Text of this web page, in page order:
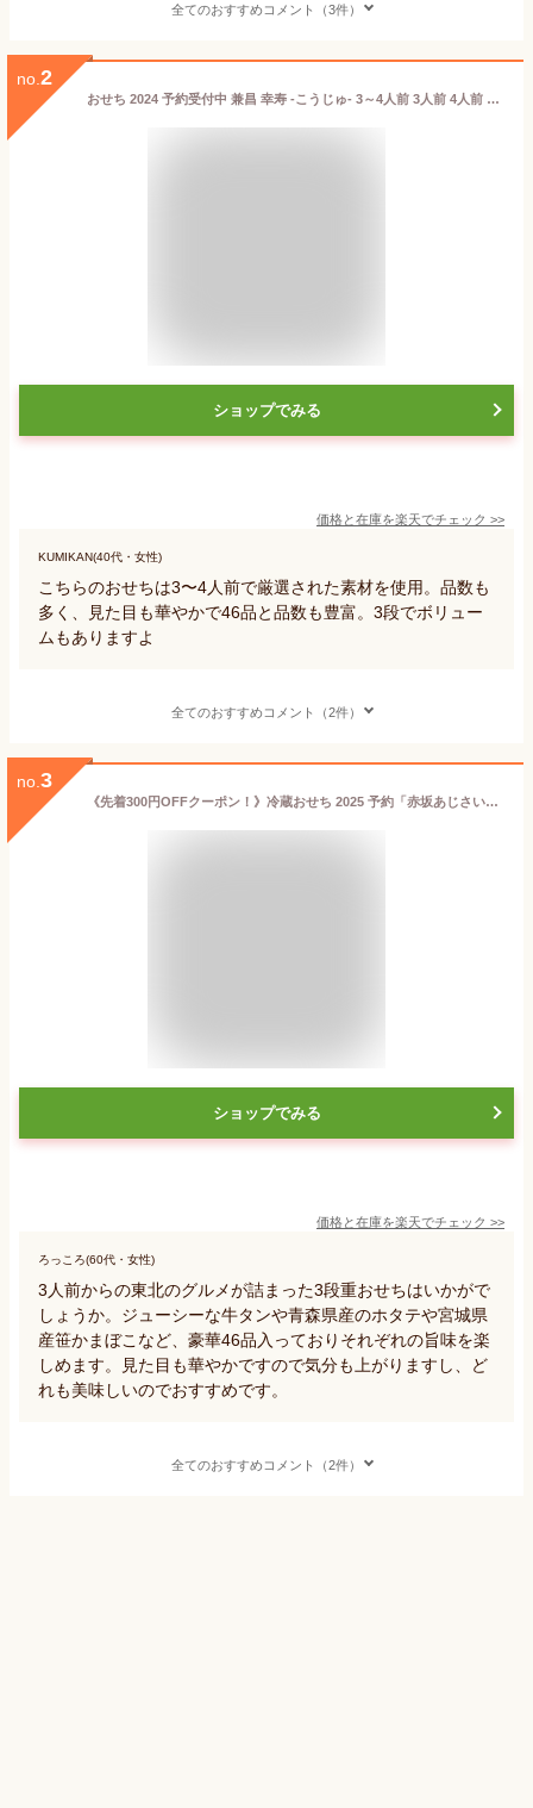
全てのおすすめコメント（3件）
no. 2
おせち 2024 予約受付中 兼昌 幸寿 -こうじゅ- 3～4人前 3人前 4人前 三段重 全46品 6.5寸
ショップでみる
価格と在庫を楽天でチェック >>
KUMIKAN(40代・女性)
こちらのおせちは3〜4人前で厳選された素材を使用。品数も
多く、見た目も華やかで46品と品数も豊富。3段でボリュー
ムもありますよ
全てのおすすめコメント（2件）
no. 3
《先着300円OFFクーポン！》冷蔵おせち 2025 予約「赤坂あじさい」監修 おせち料理 東北グルメおせち 三段重 48品 3人前〜4人前（盛り付け済み・冷蔵）送料無料[美食サークル]
ショップでみる
価格と在庫を楽天でチェック >>
ろっころ(60代・女性)
3人前からの東北のグルメが詰まった3段重おせちはいかがで
しょうか。ジューシーな牛タンや青森県産のホタテや宮城県
産笹かまぼこなど、豪華46品入っておりそれぞれの旨味を楽
しめます。見た目も華やかですので気分も上がりますし、ど
れも美味しいのでおすすめです。
全てのおすすめコメント（2件）